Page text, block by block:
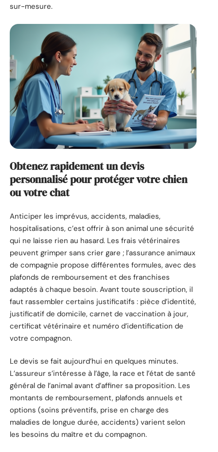
sur-mesure.
Obtenez rapidement un devis
personnalisé pour protéger votre chien
ou votre chat
Anticiper les imprévus, accidents, maladies,
hospitalisations, c’est offrir à son animal une sécurité
qui ne laisse rien au hasard. Les frais vétérinaires
peuvent grimper sans crier gare ; l’assurance animaux
de compagnie propose différentes formules, avec des
plafonds de remboursement et des franchises
adaptés à chaque besoin. Avant toute souscription, il
faut rassembler certains justificatifs : pièce d’identité,
justificatif de domicile, carnet de vaccination à jour,
certificat vétérinaire et numéro d’identification de
votre compagnon.
Le devis se fait aujourd’hui en quelques minutes.
L’assureur s’intéresse à l’âge, la race et l’état de santé
général de l’animal avant d’affiner sa proposition. Les
montants de remboursement, plafonds annuels et
options (soins préventifs, prise en charge des
maladies de longue durée, accidents) varient selon
les besoins du maître et du compagnon.